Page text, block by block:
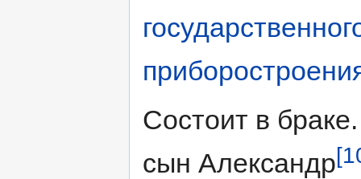
Состоит в
сын Александр